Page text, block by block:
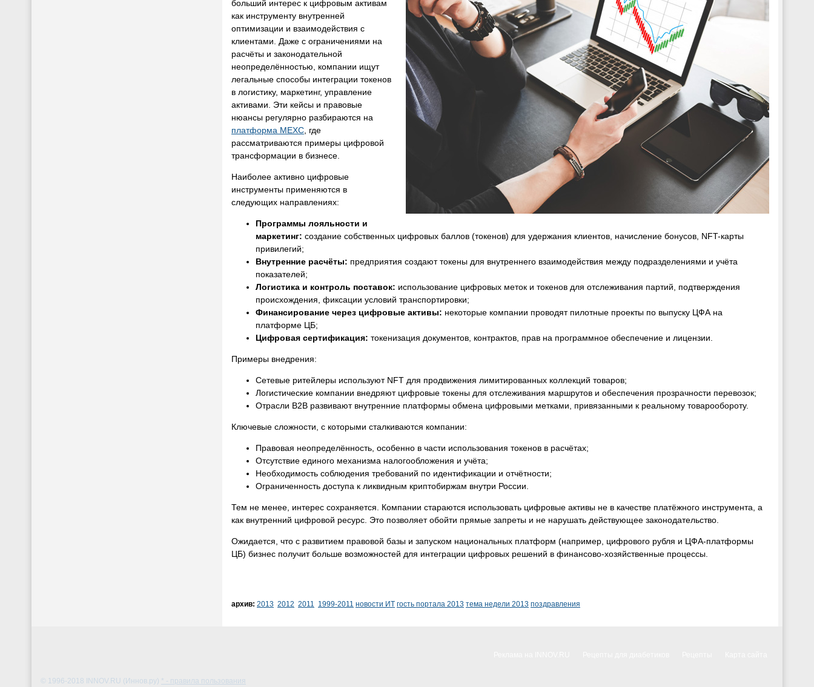
больший интерес к цифровым активам
как инструменту внутренней
оптимизации и взаимодействия с
клиентами. Даже с ограничениями на
расчёты и законодательной
неопределённостью, компании ищут
легальные способы интеграции токенов
в логистику, маркетинг, управление
активами. Эти кейсы и правовые
нюансы регулярно разбираются на
платформа MEXC , где
рассматриваются примеры цифровой
трансформации в бизнесе.
Наиболее активно цифровые
инструменты применяются в
следующих направлениях:
Программы лояльности и
маркетинг: создание собственных цифровых баллов (токенов) для удержания клиентов, начисление бонусов, NFT-карты
привилегий;
Внутренние расчёты: предприятия создают токены для внутреннего взаимодействия между подразделениями и учёта
показателей;
Логистика и контроль поставок: использование цифровых меток и токенов для отслеживания партий, подтверждения
происхождения, фиксации условий транспортировки;
Финансирование через цифровые активы: некоторые компании проводят пилотные проекты по выпуску ЦФА на
платформе ЦБ;
Цифровая сертификация: токенизация документов, контрактов, прав на программное обеспечение и лицензии.
Примеры внедрения:
Сетевые ритейлеры используют NFT для продвижения лимитированных коллекций товаров;
Логистические компании внедряют цифровые токены для отслеживания маршрутов и обеспечения прозрачности перевозок;
Отрасли В2В развивают внутренние платформы обмена цифровыми метками, привязанными к реальному товарообороту.
Ключевые сложности, с которыми сталкиваются компании:
Правовая неопределённость, особенно в части использования токенов в расчётах;
Отсутствие единого механизма налогообложения и учёта;
Необходимость соблюдения требований по идентификации и отчётности;
Ограниченность доступа к ликвидным криптобиржам внутри России.
Тем не менее, интерес сохраняется. Компании стараются использовать цифровые активы не в качестве платёжного инструмента, а
как внутренний цифровой ресурс. Это позволяет обойти прямые запреты и не нарушать действующее законодательство.
Ожидается, что с развитием правовой базы и запуском национальных платформ (например, цифрового рубля и ЦФА-платформы
ЦБ) бизнес получит больше возможностей для интеграции цифровых решений в финансово-хозяйственные процессы.
архив: 2013 2012 2011 1999-2011 новости ИТ гость портала 2013 тема недели 2013 поздравления
© 1996-2018 INNOV.RU (Иннов.ру) * - правила пользования